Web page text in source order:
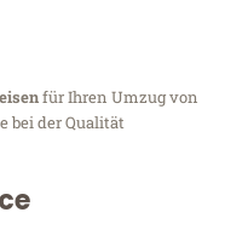
für Ihren Umzug von
bei der Qualität